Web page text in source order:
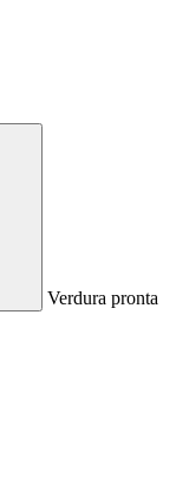
Verdura pronta